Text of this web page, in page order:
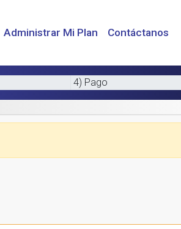
Administrar Mi Plan Contáctanos
4) Pago